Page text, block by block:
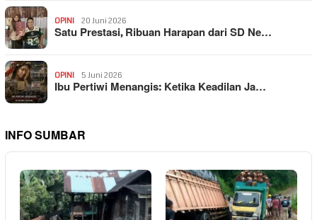
OPINI 20 Juni 2026
Satu Prestasi, Ribuan Harapan dari SD Ne…
OPINI 5 Juni 2026
Ibu Pertiwi Menangis: Ketika Keadilan Ja…
INFO SUMBAR